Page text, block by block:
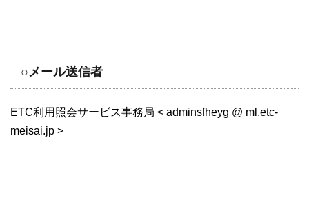
○メール送信者
ETC利用照会サービス事務局 < adminsfheyg @ ml.etc-
meisai.jp >